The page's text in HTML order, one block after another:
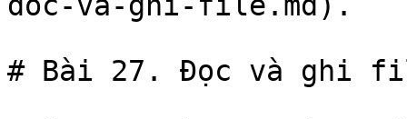
# Bài 27. Đọc và ghi